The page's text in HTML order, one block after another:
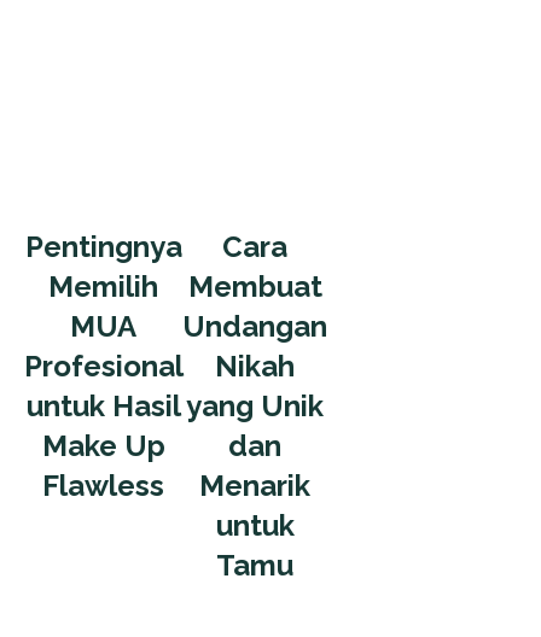
Pentingnya
Memilih
MUA
Profesional
untuk Hasil
Make Up
Flawless
Cara
Membuat
Undangan
Nikah
yang Unik
dan
Menarik
untuk
Tamu